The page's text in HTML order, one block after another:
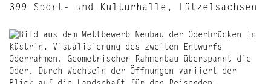
399 Sport- und Kulturhalle, Lützelsachsen